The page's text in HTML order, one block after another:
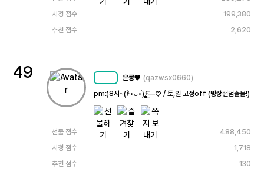
시청 점수
199,380
추천 점수
2,620
49 은콩♥ (qazwsx0660)
pm:)8시~(۶•̀ᴗ•́)۶—̳͟͞͞♡ / 토,일 고정off (방장랜덤출몰!)
선물 점수
488,450
시청 점수
1,718
추천 점수
130